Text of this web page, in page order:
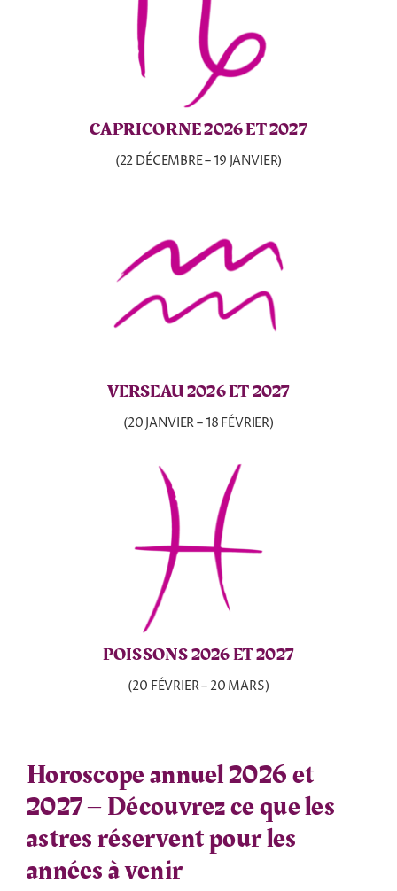
CAPRICORNE 2026 ET 2027
(22 DÉCEMBRE – 19 JANVIER)
VERSEAU 2026 ET 2027
(20 JANVIER – 18 FÉVRIER)
POISSONS 2026 ET 2027
(20 FÉVRIER – 20 MARS)
Horoscope annuel 2026 et
2027 – Découvrez ce que les
astres réservent pour les
années à venir